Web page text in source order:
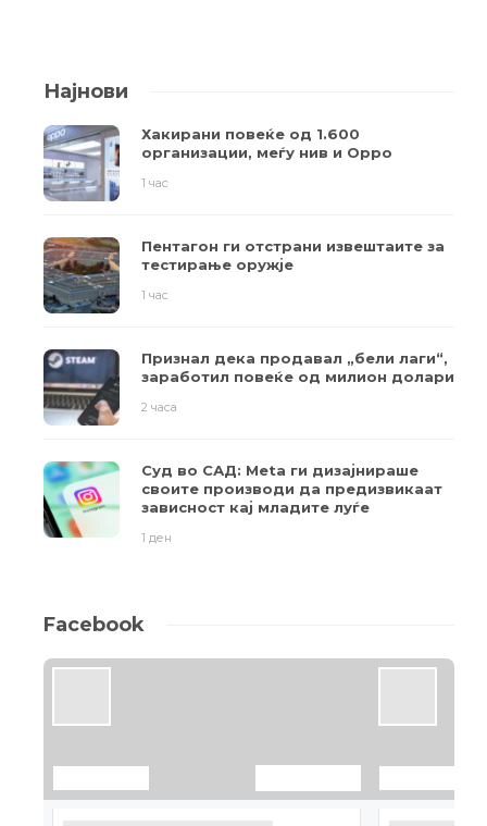
Најнови
Хакирани повеќе од 1.600
организации, меѓу нив и Oppo
1 час
Пентагон ги отстрани извештаите за
тестирање оружје
1 час
Признал дека продавал „бели лаги“,
заработил повеќе од милион долари
2 часа
Суд во САД: Meta ги дизајнираше
своите производи да предизвикаат
зависност кај младите луѓе
1 ден
Facebook